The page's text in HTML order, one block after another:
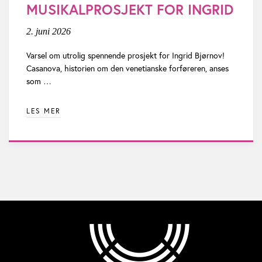
MUSIKALPROSJEKT FOR INGRID
2. juni 2026
Varsel om utrolig spennende prosjekt for Ingrid Bjørnov!
Casanova, historien om den venetianske forføreren, anses
som …
LES MER